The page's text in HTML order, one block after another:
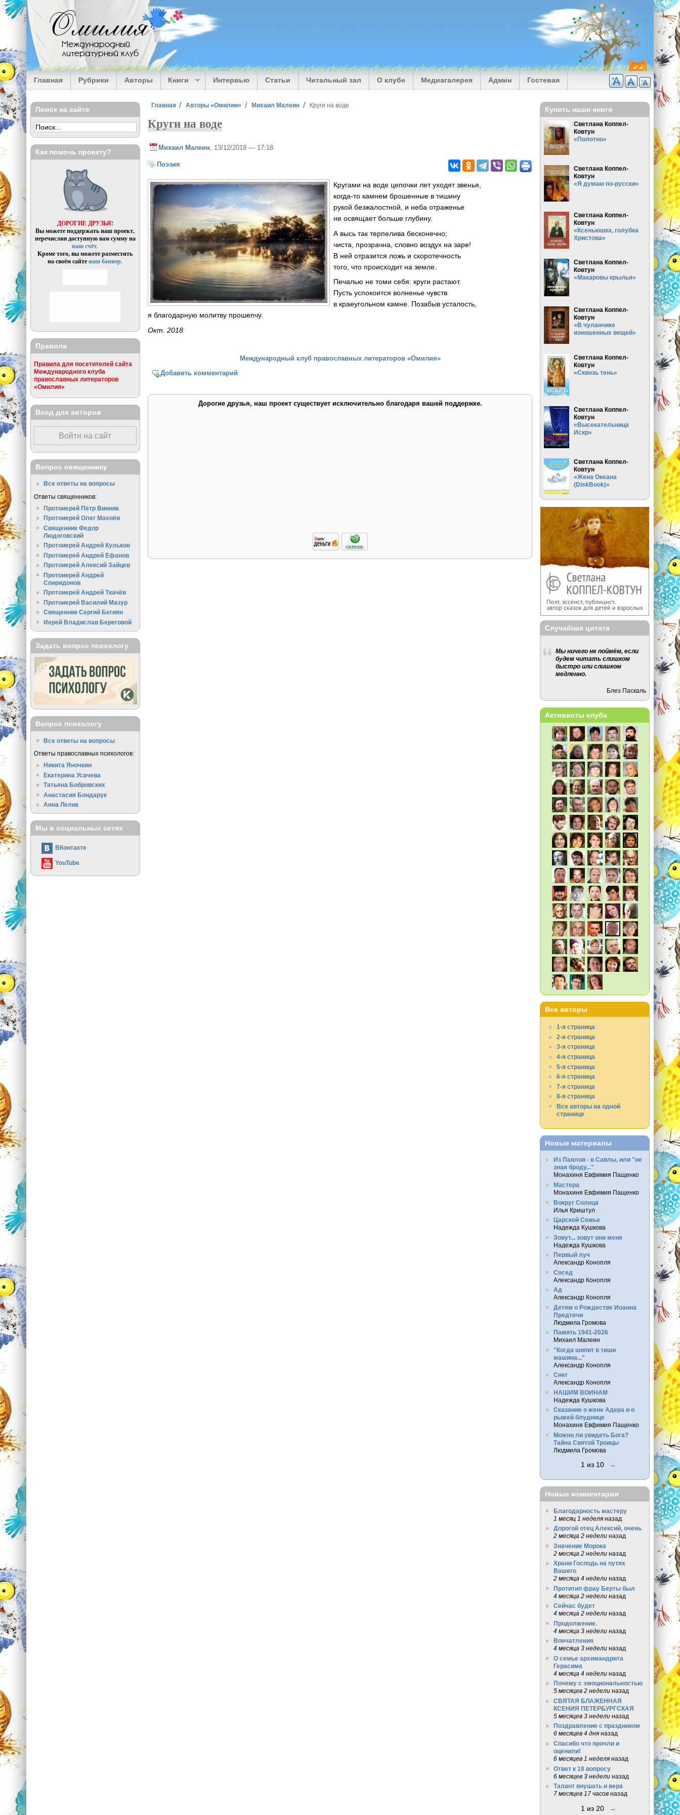
Перейти к основному содержанию
Омилия
Международный
литературный клуб
Главная Рубрики Авторы Книги Интервью Статьи Читальный зал О клубе Медиагалерея Админ Гостевая
Вы здесь
Главная Авторы «Омилии» Михаил Малеин Круги на воде
Круги на воде
Михаил Малеин , 13/12/2018 — 17:18
Поэзия
Кругами на воде цепочки лет уходят звенья,
когда-то камнем брошенные в тишину
рукой безжалостной, и неба отраженье
не освящает больше глубину.
А высь так терпелива бесконечно;
чиста, прозрачна, словно воздух на заре!
В ней отразится ложь и скоротечность
того, что происходит на земле.
Печалью не томи себя: круги растают.
Пусть успокоится волненье чувств
в краеугольном камне. Позабыв усталость,
я благодарную молитву прошепчу.
Окт. 2018
Международный клуб православных литераторов «Омилия»
Добавить комментарий
Дорогие друзья, наш проект существует исключительно благодаря вашей поддержке.
Поиск на сайте
Как помочь проекту?
ДОРОГИЕ ДРУЗЬЯ!
Вы можете поддержать наш проект,
перечислив доступную вам сумму на
наш счёт.
Кроме того, вы можете разместить
на своём сайтенаш баннер.
Правила
Правила для посетителей сайта
Международного клуба
православных литераторов
«Омилия»
Вход для авторов
Войти на сайт
Вопрос священнику
Все ответы на вопросы
Ответы священников:
Протоиерей Пётр Винник
Протоиерей Олег Махнёв
Священник Федор
Людоговский
Протоиерей Андрей Кульков
Протоиерей Андрей Ефанов
Протоиерей Алексий Зайцев
Протоиерей Андрей
Спиридонов
Протоиерей Андрей Ткачёв
Протоиерей Василий Мазур
Священник Сергий Бегиян
Иерей Владислав Береговой
Задать вопрос психологу
Вопрос психологу
Все ответы на вопросы
Ответы православных психологов:
Никита Яночкин
Екатерина Усачева
Татьяна Бобровских
Анастасия Бондарук
Анна Лелик
Мы в социальных сетях
ВКонтакте
YouTube
Купить наши книги
Светлана Коппел-
Ковтун
«Полотно»
Светлана Коппел-
Ковтун
«Я думаю по-русски»
Светлана Коппел-
Ковтун
«Ксеньюшка, голубка
Христова»
Светлана Коппел-
Ковтун
«Макаровы крылья»
Светлана Коппел-
Ковтун
«В чуланчике
изношенных вещей»
Светлана Коппел-
Ковтун
«Сквозь тень»
Светлана Коппел-
Ковтун
«Высекательница
Искр»
Светлана Коппел-
Ковтун
«Жена Океана
(DiskBook)»
Случайная цитата
Мы ничего не поймём, если
будем читать слишком
быстро или слишком
медленно.
Блез Паскаль
Активисты клуба
Все авторы
1-я страница
2-я страница
3-я страница
4-я страница
5-я страница
6-я страница
7-я страница
8-я страница
Все авторы на одной
странице
Новые материалы
Из Павлов - в Савлы, или "не
зная броду..."
Монахиня Евфимия Пащенко
Мастера
Монахиня Евфимия Пащенко
Вокруг Солнца
Илья Криштул
Царской Семье
Надежда Кушкова
Зовут... зовут они меня
Надежда Кушкова
Первый луч
Александр Конопля
Сосед
Александр Конопля
Ад
Александр Конопля
Детям о Рождестве Иоанна
Предтечи
Людмила Громова
Память 1941-2026
Михаил Малеин
"Когда шипит в тиши
машина..."
Александр Конопля
Снег
Александр Конопля
НАШИМ ВОИНАМ
Надежда Кушкова
Сказание о жене Адера и о
рыжей блуднице
Монахиня Евфимия Пащенко
Можно ли увидеть Бога?
Тайна Святой Троицы
Людмила Громова
1 из 10 →
Новые комментарии
Благодарность мастеру
1 месяц 1 неделяназад
Дорогой отец Алексий, очень
2 месяца 2 неделиназад
Значение Морока
2 месяца 2 неделиназад
Храни Господь на путях
Вашего
2 месяца 4 неделиназад
Протитип фрау Берты был
4 месяца 2 неделиназад
Сейчас будет
4 месяца 2 неделиназад
Продолжение.
4 месяца 3 неделиназад
Впечатления
4 месяца 3 неделиназад
О семье архимандрита
Герасима
4 месяца 4 неделиназад
Почему с эмоциональностью
5 месяцев 2 неделиназад
СВЯТАЯ БЛАЖЕННАЯ
КСЕНИЯ ПЕТЕРБУРГСКАЯ
5 месяцев 3 неделиназад
Поздравление с праздником
6 месяцев 4 дняназад
Спасибо что прочли и
оценили!
6 месяцев 1 неделяназад
Ответ к 18 вопросу
6 месяцев 3 неделиназад
Талант внушать и вера
7 месяцев 17 часовназад
1 из 20 →